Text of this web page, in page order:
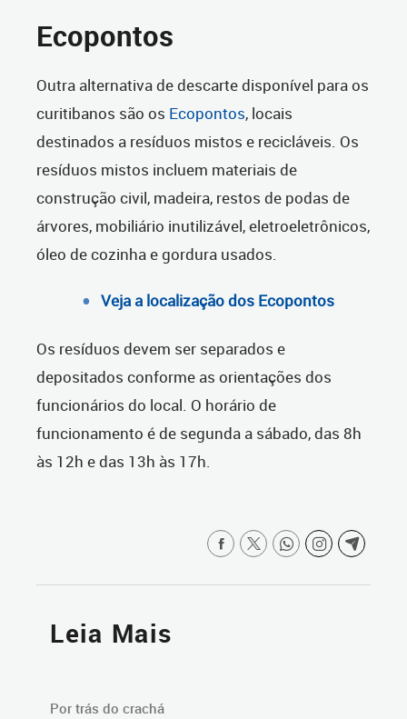
Ecopontos
Outra alternativa de descarte disponível para os
curitibanos são os Ecopontos, locais
destinados a resíduos mistos e recicláveis. Os
resíduos mistos incluem materiais de
construção civil, madeira, restos de podas de
árvores, mobiliário inutilizável, eletroeletrônicos,
óleo de cozinha e gordura usados.
Veja a localização dos Ecopontos
Os resíduos devem ser separados e
depositados conforme as orientações dos
funcionários do local. O horário de
funcionamento é de segunda a sábado, das 8h
às 12h e das 13h às 17h.
Leia Mais
Por trás do crachá